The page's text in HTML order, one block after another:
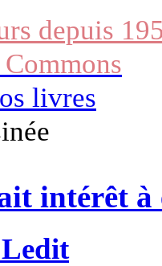
depuis
livres
intérêt